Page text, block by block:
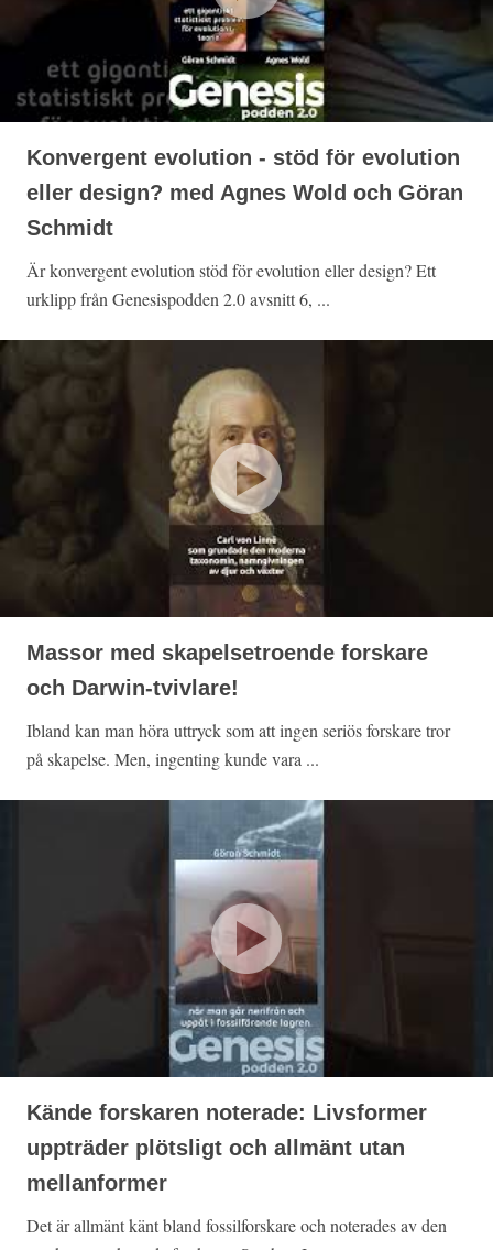
Konvergent evolution - stöd för evolution
eller design? med Agnes Wold och Göran
Schmidt
Är konvergent evolution stöd för evolution eller design? Ett
urklipp från Genesispodden 2.0 avsnitt 6, ...
Massor med skapelsetroende forskare
och Darwin-tvivlare!
Ibland kan man höra uttryck som att ingen seriös forskare tror
på skapelse. Men, ingenting kunde vara ...
Kände forskaren noterade: Livsformer
uppträder plötsligt och allmänt utan
mellanformer
Det är allmänt känt bland fossilforskare och noterades av den